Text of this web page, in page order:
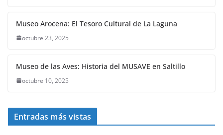
Museo Arocena: El Tesoro Cultural de La Laguna
octubre 23, 2025
Museo de las Aves: Historia del MUSAVE en Saltillo
octubre 10, 2025
Entradas más vistas